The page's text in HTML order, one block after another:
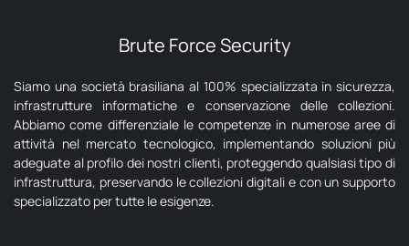
Brute Force Security
Siamo una società brasiliana al 100% specializzata in sicurezza,
infrastrutture informatiche e conservazione delle collezioni.
Abbiamo come differenziale le competenze in numerose aree di
attività nel mercato tecnologico, implementando soluzioni più
adeguate al profilo dei nostri clienti, proteggendo qualsiasi tipo di
infrastruttura, preservando le collezioni digitali e con un supporto
specializzato per tutte le esigenze.